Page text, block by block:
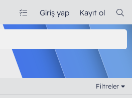
Giriş yap Kayıt ol
Filtreler